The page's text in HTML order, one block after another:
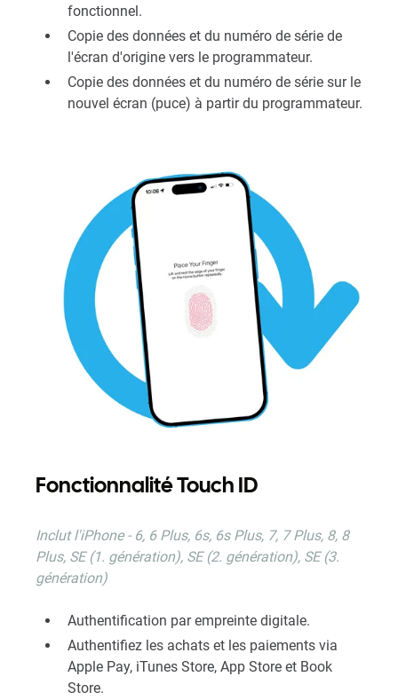
fonctionnel.
Copie des données et du numéro de série de
l'écran d'origine vers le programmateur.
Copie des données et du numéro de série sur le
nouvel écran (puce) à partir du programmateur.
Fonctionnalité Touch ID
Inclut l'iPhone - 6, 6 Plus, 6s, 6s Plus, 7, 7 Plus, 8, 8
Plus, SE (1. génération), SE (2. génération), SE (3.
génération)
Authentification par empreinte digitale.
Authentifiez les achats et les paiements via
Apple Pay, iTunes Store, App Store et Book
Store.